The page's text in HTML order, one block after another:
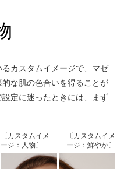
カスタムイメージで、マゼ
な肌の色合いを得ることが
定に迷ったときには、まず
〔カスタムイメ
ージ：人物〕
〔カスタムイメ
ージ：鮮やか〕